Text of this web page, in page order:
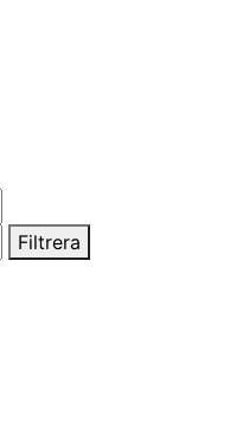
prisFiltrera